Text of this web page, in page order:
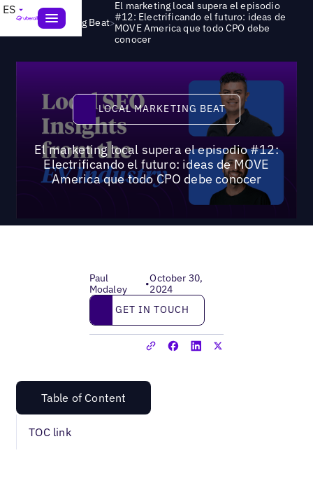
ES
Local Marketing Beat>
El marketing local supera el episodio
#12: Electrificando el futuro: ideas de
MOVE America que todo CPO debe
conocer
Local Marketing Beat
LOCAL MARKETING BEAT
El marketing local supera el episodio #12:
Electrificando el futuro: ideas de MOVE
America que todo CPO debe conocer
Paul
Modaley
•October 30,
2024
Get in touch
GET IN TOUCH
Table of Content
TOC link